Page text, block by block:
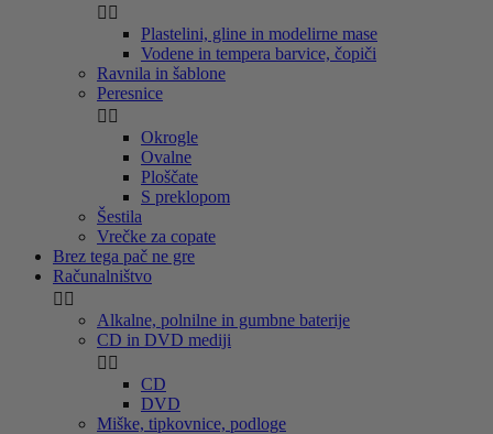
 
Plastelini, gline in modelirne mase
Vodene in tempera barvice, čopiči
Ravnila in šablone
Peresnice
 
Okrogle
Ovalne
Ploščate
S preklopom
Šestila
Vrečke za copate
Brez tega pač ne gre
Računalništvo
 
Alkalne, polnilne in gumbne baterije
CD in DVD mediji
 
CD
DVD
Miške, tipkovnice, podloge